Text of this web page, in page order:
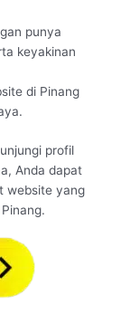
punya
keyakinan
di Pinang
profil
Anda dapat
website yang